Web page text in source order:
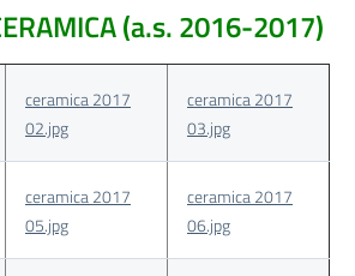
(a.s. 2016-2017)
ceramica 2017
02.jpg
ceramica 2017
03.jpg
ceramica 2017
05.jpg
ceramica 2017
06.jpg